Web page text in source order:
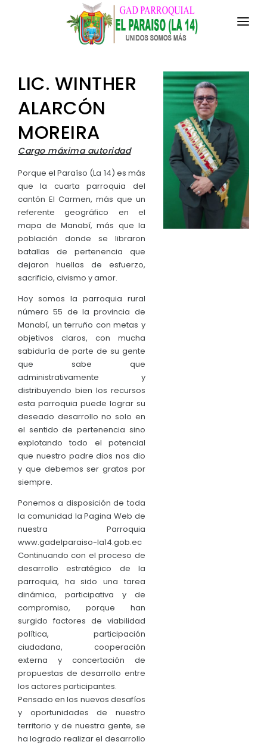
LA PARROQUIA
RESEÑA HISTÓRICA
Historia Antigua
Historia Actual
Símbolos Cívicos
GEOGRAFÍA
Ubicación
Clima
GAD
TRANSPARENCIA
NEW
GESTIÓN Y PRESUPUESTO
GESTIÓN INSTITUCIONAL
Sesiones Ordinarias
Sesiones Extraordinarias
Resoluciones
Convocatorias
GESTIÓN ADMINISTRATIVA
Plan de desarrollo y Ordenamiento Territorial -
Plan Anual Contratación - PAC
Plan Operativo Anual - POA
Convenios Institucionales
PRESUPUESTO: EJECUCIÓN Y REPORTES
Cédulas presupuestarias y balances
Procesos de contratación
Ejecución Presupuestaria
Obras y proyectos
MECANISMOS DE PARTICIPACIÓN
CIUDADANÍA ACTIVA
Solicitud de acceso información pública
TURISMO
LIC. WINTHER
ALARCÓN
MOREIRA
Cargo máxima autoridad
Porque el Paraíso (La 14) es más
que la cuarta parroquia del
cantón El Carmen, más que un
referente geográfico en el
mapa de Manabí, más que la
población donde se libraron
batallas de pertenencia que
dejaron huellas de esfuerzo,
sacrificio, civismo y amor.
Hoy somos la parroquia rural
número 55 de la provincia de
Manabí, un terruño con metas y
objetivos claros, con mucha
sabiduría de parte de su gente
que sabe que
administrativamente y
distribuyendo bien los recursos
esta parroquia puede lograr su
deseado desarrollo no solo en
el sentido de pertenencia sino
explotando todo el potencial
que nuestro padre dios nos dio
y que debemos ser gratos por
siempre.
Ponemos a disposición de toda
la comunidad la Pagina Web de
nuestra Parroquia
www.gadelparaiso-la14.gob.ec
Continuando con el proceso de
desarrollo estratégico de la
parroquia, ha sido una tarea
dinámica, participativa y de
compromiso, porque han
surgido factores de viabilidad
política, participación
ciudadana, cooperación
externa y concertación de
propuestas de desarrollo entre
los actores participantes.
Pensado en los nuevos desafíos
y oportunidades de nuestro
territorio y de nuestra gente, se
ha logrado realizar el desarrollo